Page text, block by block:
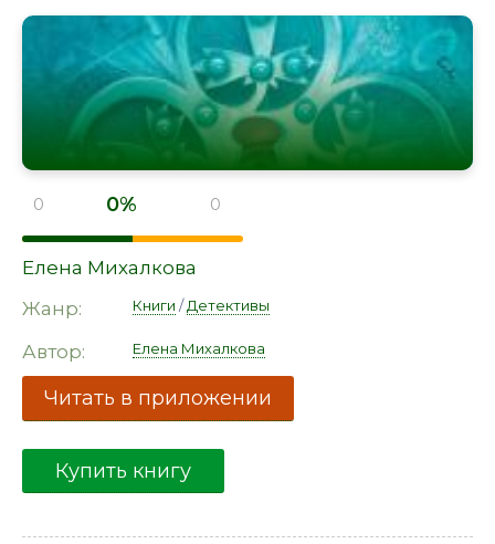
0 0% 0
Елена Михалкова
Жанр:
Книги /Детективы
Автор: Елена Михалкова
Читать в приложении
Купить книгу